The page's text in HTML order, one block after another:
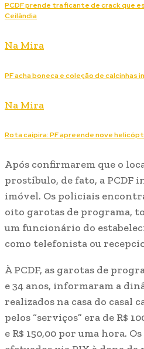
PCDF prende traficante de crack que
Ceilândia
Na Mira
PF acha boneca e coleção de
Na Mira
Rota caipira: PF apreende nove
Após confirmarem que o
prostíbulo, de fato, a PCDF
imóvel. Os policiais
oito garotas de programa,
um funcionário do
como telefonista ou
À PCDF, as garotas de
e 34 anos, informaram a
realizados na casa do casal
pelos “serviços” era de R$
e R$ 150,00 por uma hora.